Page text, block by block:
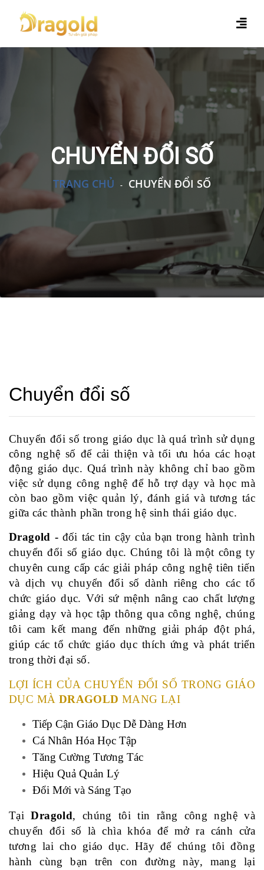
CHUYỂN ĐỔI SỐ
TRANG CHỦ - CHUYỂN ĐỔI SỐ
Chuyển đổi số
Chuyển đổi số trong giáo dục là quá trình sử dụng
công nghệ số để cải thiện và tối ưu hóa các hoạt
động giáo dục. Quá trình này không chỉ bao gồm
việc sử dụng công nghệ để hỗ trợ dạy và học mà
còn bao gồm việc quản lý, đánh giá và tương tác
giữa các thành phần trong hệ sinh thái giáo dục.
Dragold - đối tác tin cậy của bạn trong hành trình
chuyển đổi số giáo dục. Chúng tôi là một công ty
chuyên cung cấp các giải pháp công nghệ tiên tiến
và dịch vụ chuyển đổi số dành riêng cho các tổ
chức giáo dục. Với sứ mệnh nâng cao chất lượng
giảng dạy và học tập thông qua công nghệ, chúng
tôi cam kết mang đến những giải pháp đột phá,
giúp các tổ chức giáo dục thích ứng và phát triển
trong thời đại số.
LỢI ÍCH CỦA CHUYỂN ĐỔI SỐ TRONG GIÁO
DỤC MÀ DRAGOLD MANG LẠI
Tiếp Cận Giáo Dục Dễ Dàng Hơn
Cá Nhân Hóa Học Tập
Tăng Cường Tương Tác
Hiệu Quả Quản Lý
Đổi Mới và Sáng Tạo
TạiDragold, chúng tôi tin rằng công nghệ và
chuyển đổi số là chìa khóa để mở ra cánh cửa
tương lai cho giáo dục. Hãy để chúng tôi đồng
hành cùng bạn trên con đường này, mang lại